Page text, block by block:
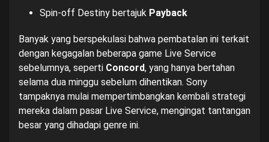
Spin-off Destiny bertajuk Payback
Banyak yang berspekulasi bahwa pembatalan ini terkait
dengan kegagalan beberapa game Live Service
sebelumnya, seperti Concord, yang hanya bertahan
selama dua minggu sebelum dihentikan. Sony
tampaknya mulai mempertimbangkan kembali strategi
mereka dalam pasar Live Service, mengingat tantangan
besar yang dihadapi genre ini.